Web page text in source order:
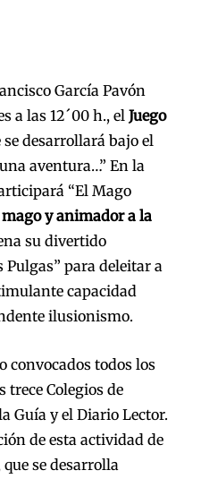
García Pavón
a las 12´00 h., el Juego
se desarrollará bajo el
aventura…” En la
“El Mago
y animador a la
su divertido
Pulgas” para deleitar a
capacidad
ilusionismo.
convocados todos los
Colegios de
Guía y el Diario Lector.
de esta actividad de
se desarrolla